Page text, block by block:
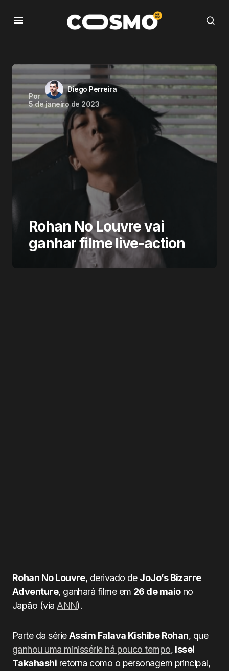
Por
Diego Perreira
5 de janeiro de 2023
Rohan No Louvre vai
ganhar filme live-action
Rohan No Louvre, derivado de JoJo’s Bizarre
Adventure, ganhará filme em 26 de maiono
Japão (via ANN).
Parte da sérieAssim Falava Kishibe Rohan, que
ganhou uma minissérie há pouco tempo, Issei
Takahashi retorna como o personagem principal,